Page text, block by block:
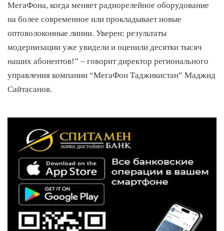
МегаФона, когда меняет радиорелейное оборудование
на более современное или прокладывает новые
оптоволоконные линии. Уверен: результаты
модернизации уже увидели и оценили десятки тысяч
наших абонентов!” – говорит директор регионального
управления компании “МегаФон Таджикистан” Маджид
Сайтасанов.